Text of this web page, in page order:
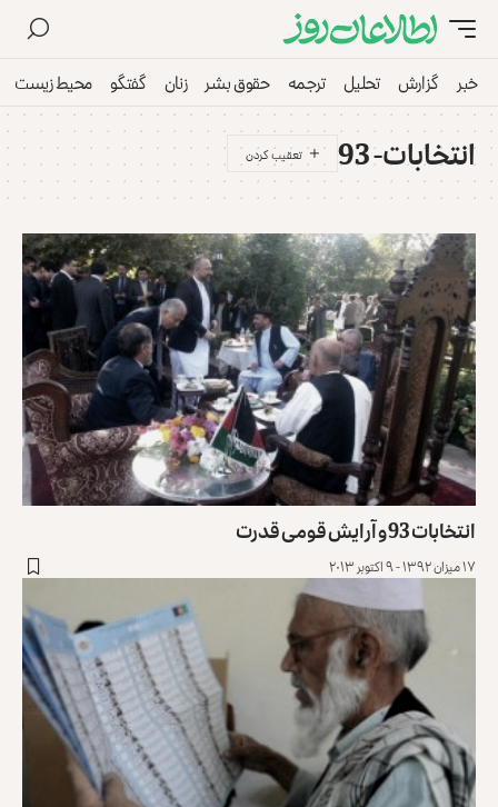
خبر گزارش تحلیل ترجمه حقوق بشر زنان گفتگو محیط زیست
انتخابات- 93
انتخابات 93 و آرایش قومی قدرت
۱۷ میزان ۱۳۹۲ - ۹ اکتوبر ۲۰۱۳